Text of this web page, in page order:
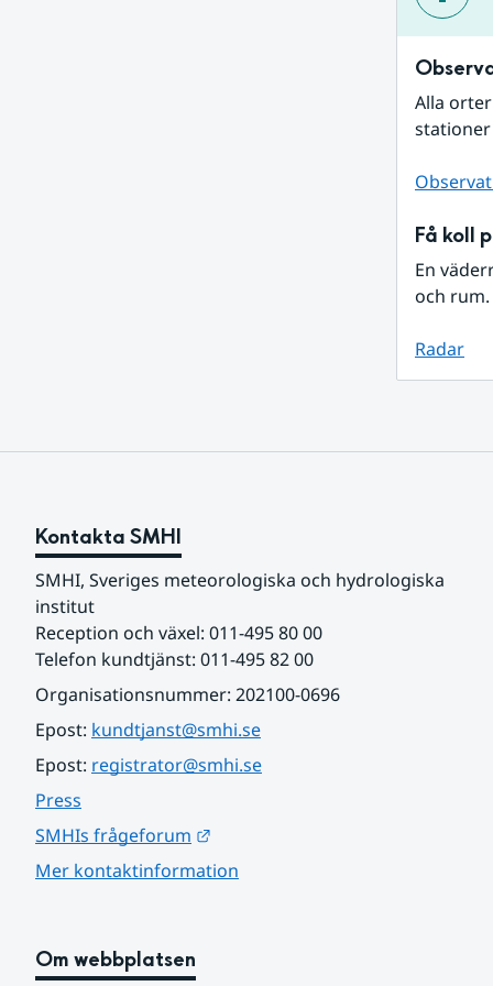
Alla
Få koll
En
och
Radar
Kontakta SMHI
SMHI, Sveriges meteorologiska och hydrologiska
institut
Reception och växel: 011-495 80 00
Telefon kundtjänst: 011-495 82 00
Organisationsnummer: 202100-0696
Epost: kundtjanst@smhi.se
Epost: registrator@smhi.se
Press
SMHIs frågeforum
Mer kontaktinformation
Om webbplatsen